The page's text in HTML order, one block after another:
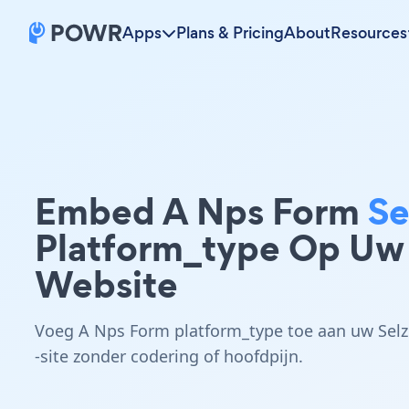
Apps Plans & PricingAboutResources
Embed A Nps Form
Platform_type Op Uw
Website
Voeg A Nps Form platform_type toe aan uw Selz
-site zonder codering of hoofdpijn.